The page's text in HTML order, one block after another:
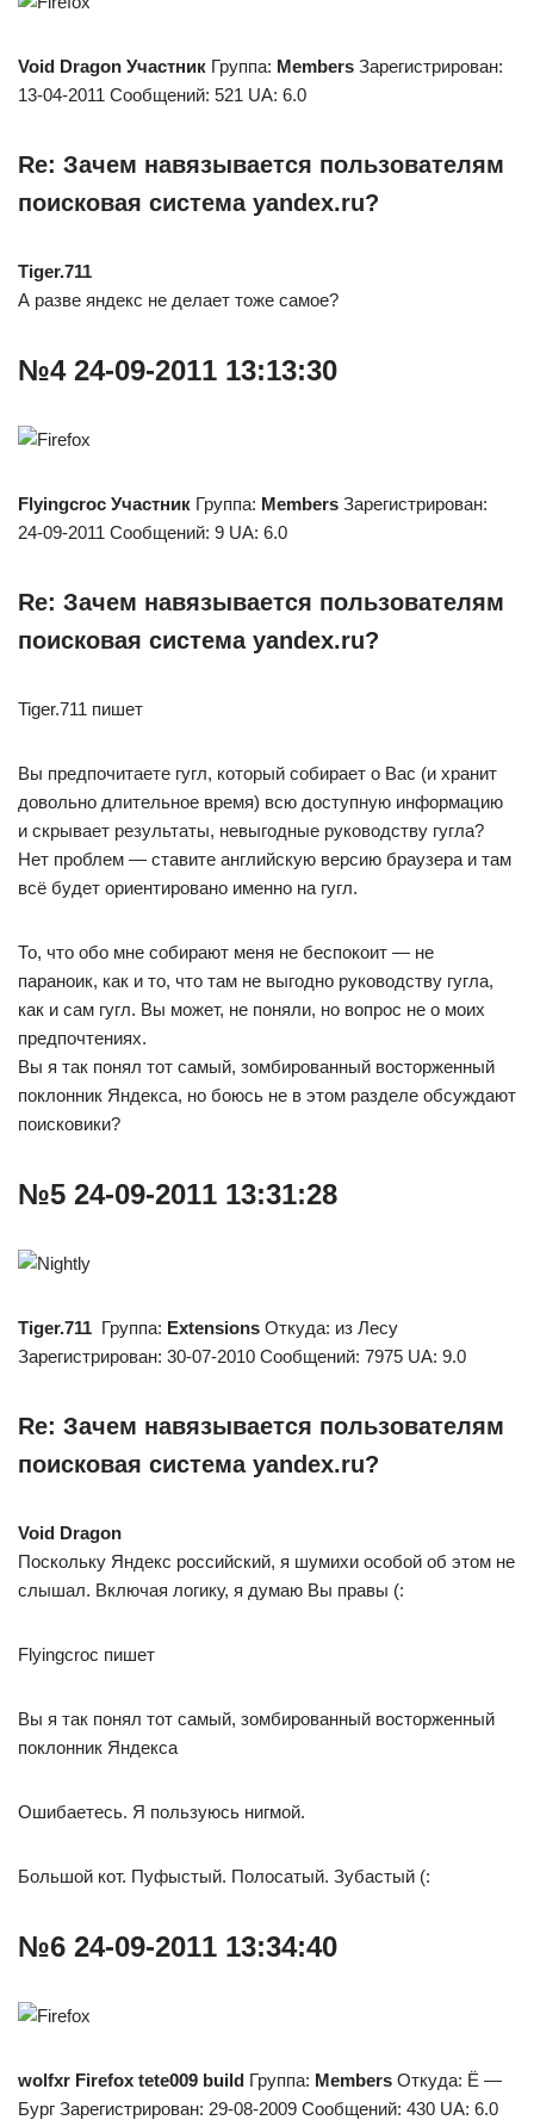
Void Dragon Участник Группа: Members Зарегистрирован:
13-04-2011 Сообщений: 521 UA: 6.0
Re: Зачем навязывается пользователям
поисковая система yandex.ru?
Tiger.711
А разве яндекс не делает тоже самое?
№4 24-09-2011 13:13:30
Flyingcroc Участник Группа: Members Зарегистрирован:
24-09-2011 Сообщений: 9 UA: 6.0
Re: Зачем навязывается пользователям
поисковая система yandex.ru?
Tiger.711 пишет
Вы предпочитаете гугл, который собирает о Вас (и хранит
довольно длительное время) всю доступную информацию
и скрывает результаты, невыгодные руководству гугла?
Нет проблем — ставите английскую версию браузера и там
всё будет ориентировано именно на гугл.
То, что обо мне собирают меня не беспокоит — не
параноик, как и то, что там не выгодно руководству гугла,
как и сам гугл. Вы может, не поняли, но вопрос не о моих
предпочтениях.
Вы я так понял тот самый, зомбированный восторженный
поклонник Яндекса, но боюсь не в этом разделе обсуждают
поисковики?
№5 24-09-2011 13:31:28
Tiger.711 Группа: Extensions Откуда: из Лесу
Зарегистрирован: 30-07-2010 Сообщений: 7975 UA: 9.0
Re: Зачем навязывается пользователям
поисковая система yandex.ru?
Void Dragon
Поскольку Яндекс российский, я шумихи особой об этом не
слышал. Включая логику, я думаю Вы правы (:
Flyingcroc пишет
Вы я так понял тот самый, зомбированный восторженный
поклонник Яндекса
Ошибаетесь. Я пользуюсь нигмой.
Большой кот. Пуфыстый. Полосатый. Зубастый (:
№6 24-09-2011 13:34:40
wolfxr Firefox tete009 build Группа: Members Откуда: Ё —
Бург Зарегистрирован: 29-08-2009 Сообщений: 430 UA: 6.0